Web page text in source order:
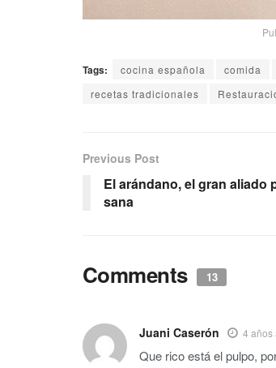
Tags: cocina española comida
recetas tradicionales
Previous Post
El arándano, el gran aliado
sana
Comments 13
Juani Caserón 4 años
Que rico está el pulpo,